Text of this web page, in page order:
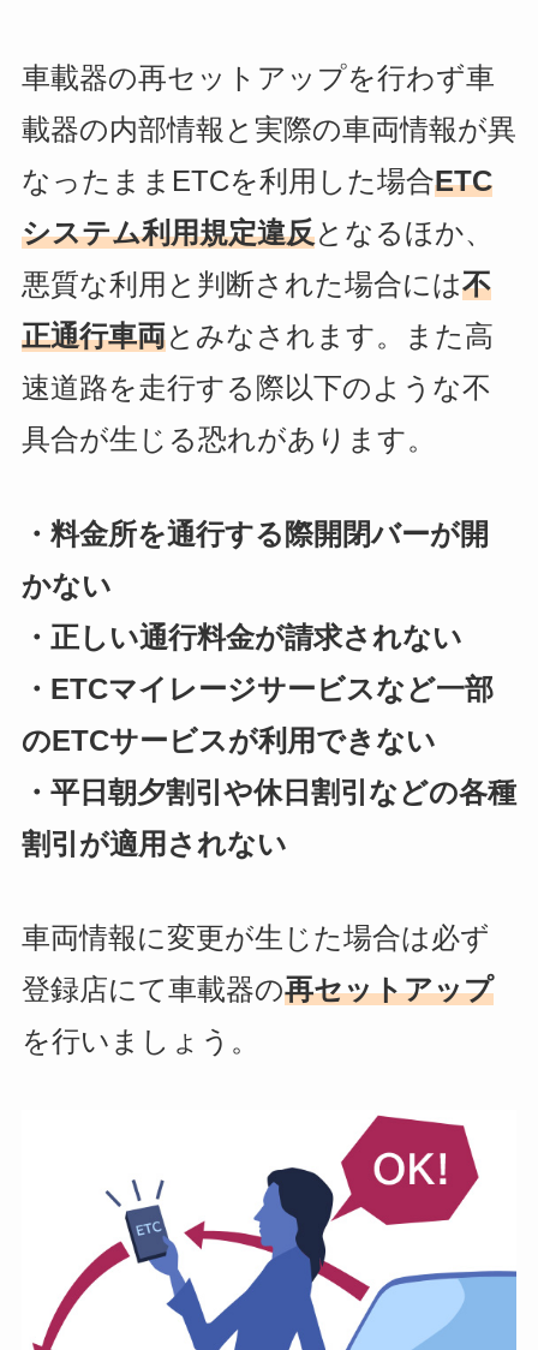
車載器の再セットアップを行わず車
載器の内部情報と実際の車両情報が異
なったままETCを利用した場合ETC
システム利用規定違反となるほか、
悪質な利用と判断された場合には不
正通行車両とみなされます。また高
速道路を走行する際以下のような不
具合が生じる恐れがあります。
・料金所を通行する際開閉バーが開
かない
・正しい通行料金が請求されない
・ETCマイレージサービスなど一部
のETCサービスが利用できない
・平日朝夕割引や休日割引などの各種
割引が適用されない
車両情報に変更が生じた場合は必ず
登録店にて車載器の再セットアップ
を行いましょう。